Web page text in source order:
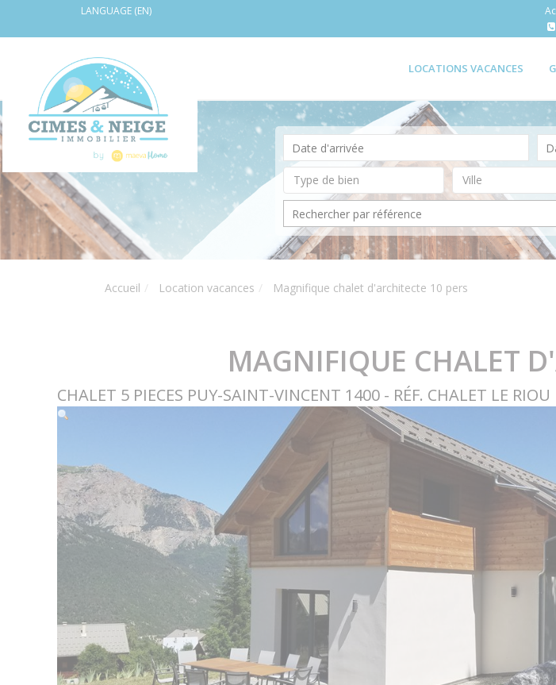
LANGUAGE (EN)
LOCATIONS VACANCES
Accueil Location vacances Magnifique chalet d'architecte 10 pers
MAGNIFIQUE CHALET
CHALET 5 PIECES PUY-SAINT-VINCENT 1400 - RÉF. CHALET LE RIOU